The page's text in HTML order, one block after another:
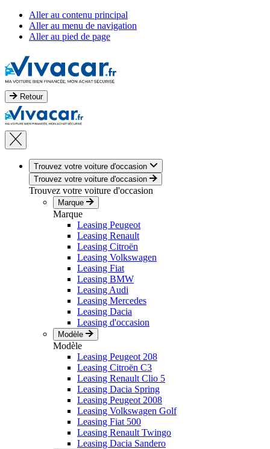
Aller au contenu principal
Aller au menu de navigation
Aller au pied de page
Retour
Trouvez votre voiture d'occasion
Trouvez votre voiture d'occasion
Trouvez votre voiture d'occasion
Marque
Marque
Leasing Peugeot
Leasing Renault
Leasing Citroën
Leasing Volkswagen
Leasing Fiat
Leasing BMW
Leasing Audi
Leasing Mercedes
Leasing Dacia
Leasing d'occasion
Modèle
Modèle
Leasing Peugeot 208
Leasing Citroën C3
Leasing Renault Clio 5
Leasing Dacia Spring
Leasing Peugeot 2008
Leasing Volkswagen Golf
Leasing Fiat 500
Leasing Renault Twingo
Leasing Dacia Sandero